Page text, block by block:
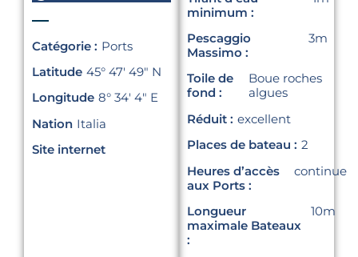
Catégorie : Ports
Latitude 45° 47′ 49″ N
Longitude
8° 34′ 4″ E
Nation Italia
Site internet
minimum :
Pescaggio
Massimo :
3m
Toile de
fond :
Boue roches
algues
Réduit : excellent
Places de bateau : 2
Heures d’accès
aux Ports :
continue
Longueur
maximale Bateaux
:
10m